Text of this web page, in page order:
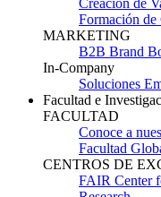
Creación de
Formación de
MARKETING
B2B Brand
In-Company
Soluciones
Facultad e
FACULTAD
Conoce a
Facultad
CENTROS DE
FAIR Center